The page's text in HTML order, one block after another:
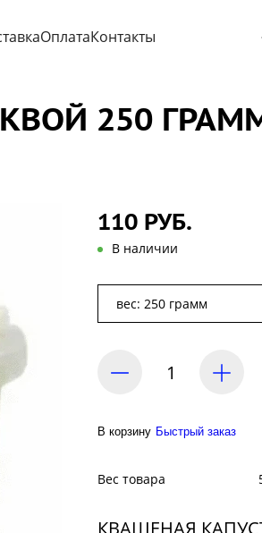
ОплатаКонтакты
250
110 РУБ.
В наличии
вес: 250 грамм
В корзину Быстрый заказ
Вес товара
КВАШЕНАЯ